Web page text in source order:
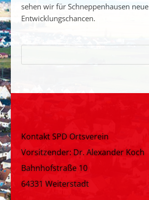
sehen wir für Schneppenhausen neue
Entwicklungschancen.
Kontakt SPD Ortsverein
Vorsitzender: Dr. Alexander Koch
Bahnhofstraße 10
64331 Weiterstadt